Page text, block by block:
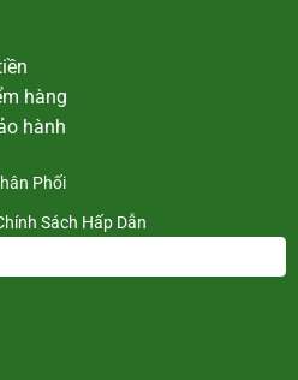
hàng
hành
Phối
Sách Hấp Dẫn